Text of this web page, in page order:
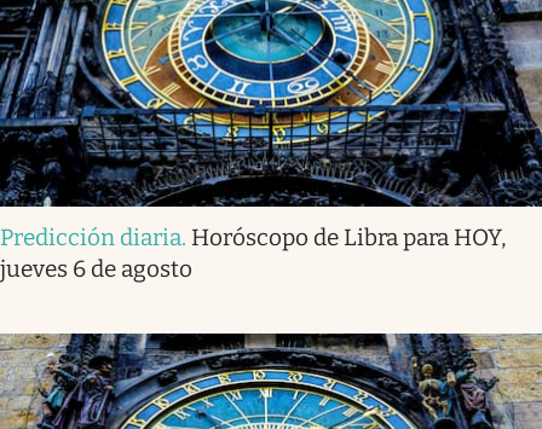
Predicción diaria. Horóscopo de Libra para HOY,
jueves 6 de agosto